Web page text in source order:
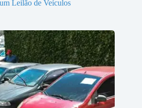
Leilão de Veículos